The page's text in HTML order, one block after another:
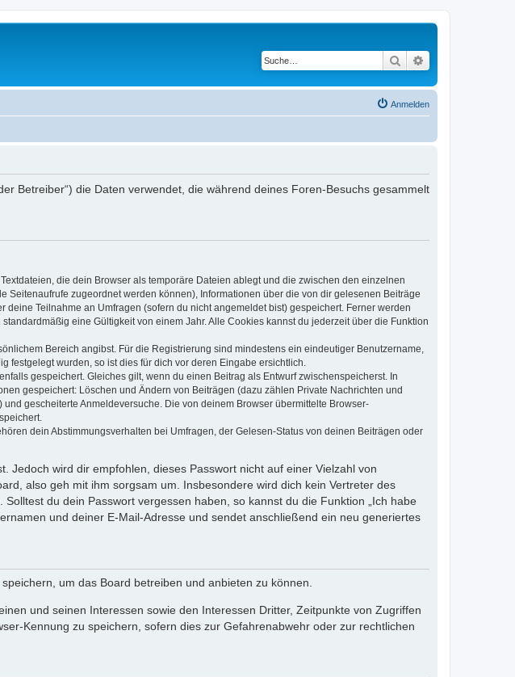
Suche
Anmelden
Betreiber“) die Daten verwendet, die während deines Foren-Besuchs gesammelt
die dein Browser als temporäre Dateien ablegt und die zwischen den einzelnen
zugeordnet werden können), Informationen über die von dir gelesenen Beiträge
Teilnahme an Umfragen (sofern du nicht angemeldet bist) gespeichert. Ferner werden
eine Gültigkeit von einem Jahr. Alle Cookies kannst du jederzeit über die Funktion
Bereich angibst. Für die Registrierung sind mindestens ein eindeutiger Benutzername,
wurden, so ist dies für dich vor deren Eingabe ersichtlich.
gespeichert. Gleiches gilt, wenn du einen Beitrag als Entwurf zwischenspeicherst. In
gespeichert: Löschen und Ändern von Beiträgen (dazu zählen Private Nachrichten und
gescheiterte Anmeldeversuche. Die von deinem Browser übermittelte Browser-
dein Abstimmungsverhalten bei Umfragen, der Gelesen-Status von deinen Beiträgen oder
Jedoch wird dir empfohlen, dieses Passwort nicht auf einer Vielzahl von
also geh mit ihm sorgsam um. Insbesondere wird dich kein Vertreter des
du dein Passwort vergessen haben, so kannst du die Funktion „Ich habe
und deiner E-Mail-Adresse und sendet anschließend ein neu generiertes
um das Board betreiben und anbieten zu können.
und seinen Interessen sowie den Interessen Dritter, Zeitpunkte von Zugriffen
Kennung zu speichern, sofern dies zur Gefahrenabwehr oder zur rechtlichen